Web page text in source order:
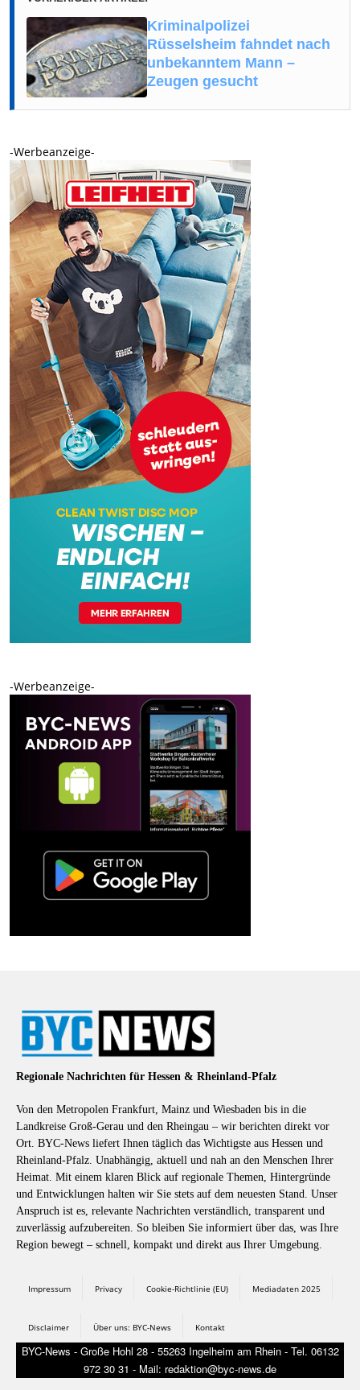
Kriminalpolizei
Rüsselsheim fahndet nach
unbekanntem Mann –
Zeugen gesucht
-Werbeanzeige-
-Werbeanzeige-
Regionale Nachrichten für Hessen & Rheinland-Pfalz
Von den Metropolen Frankfurt, Mainz und Wiesbaden bis in die
Landkreise Groß-Gerau und den Rheingau – wir berichten direkt vor
Ort. BYC-News liefert Ihnen täglich das Wichtigste aus Hessen und
Rheinland-Pfalz. Unabhängig, aktuell und nah an den Menschen Ihrer
Heimat. Mit einem klaren Blick auf regionale Themen, Hintergründe
und Entwicklungen halten wir Sie stets auf dem neuesten Stand. Unser
Anspruch ist es, relevante Nachrichten verständlich, transparent und
zuverlässig aufzubereiten. So bleiben Sie informiert über das, was Ihre
Region bewegt – schnell, kompakt und direkt aus Ihrer Umgebung.
Impressum Privacy Cookie-Richtlinie (EU) Mediadaten 2025
Disclaimer Über uns: BYC-News Kontakt
BYC-News - Große Hohl 28 - 55263 Ingelheim am Rhein - Tel. 06132
972 30 31 - Mail: redaktion@byc-news.de